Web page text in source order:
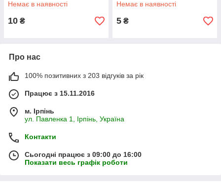
Немає в наявності
10 ₴
Немає в наявності
5 ₴
Про нас
100% позитивних з 203 відгуків за рік
Працює з 15.11.2016
м. Ірпінь
ул. Павленка 1, Ірпінь, Україна
Контакти
Сьогодні працює з 09:00 до 16:00
Показати весь графік роботи